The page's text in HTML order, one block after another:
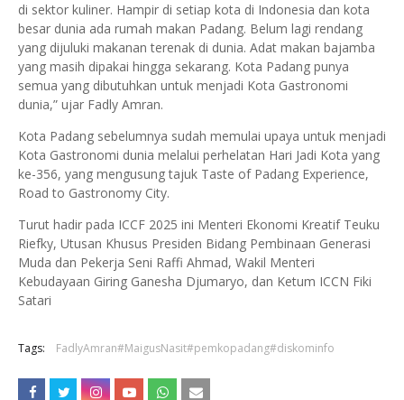
di sektor kuliner. Hampir di setiap kota di Indonesia dan kota
besar dunia ada rumah makan Padang. Belum lagi rendang
yang dijuluki makanan terenak di dunia. Adat makan bajamba
yang masih dipakai hingga sekarang. Kota Padang punya
semua yang dibutuhkan untuk menjadi Kota Gastronomi
dunia,” ujar Fadly Amran.
Kota Padang sebelumnya sudah memulai upaya untuk menjadi
Kota Gastronomi dunia melalui perhelatan Hari Jadi Kota yang
ke-356, yang mengusung tajuk Taste of Padang Experience,
Road to Gastronomy City.
Turut hadir pada ICCF 2025 ini Menteri Ekonomi Kreatif Teuku
Riefky, Utusan Khusus Presiden Bidang Pembinaan Generasi
Muda dan Pekerja Seni Raffi Ahmad, Wakil Menteri
Kebudayaan Giring Ganesha Djumaryo, dan Ketum ICCN Fiki
Satari
Tags: FadlyAmran#MaigusNasit#pemkopadang#diskominfo